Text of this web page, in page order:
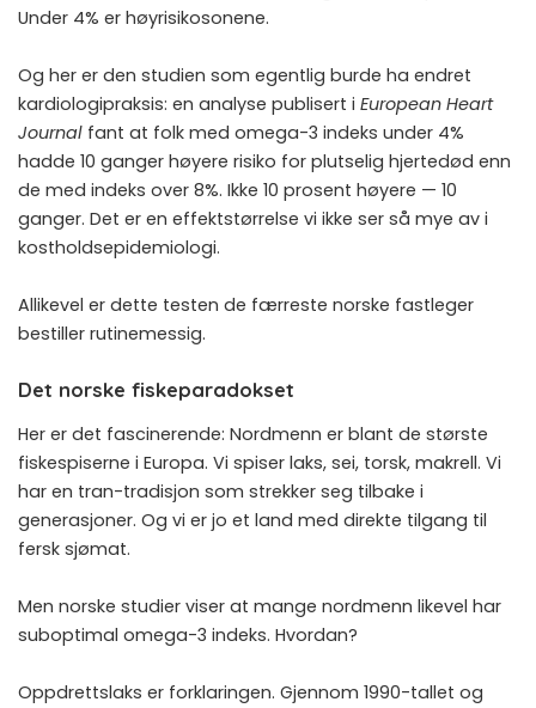
Under 4% er høyrisikosonene.
Og her er den studien som egentlig burde ha endret
kardiologipraksis: en analyse publisert i European Heart
Journal fant at folk med omega-3 indeks under 4%
hadde 10 ganger høyere risiko for plutselig hjertedød enn
de med indeks over 8%. Ikke 10 prosent høyere — 10
ganger. Det er en effektstørrelse vi ikke ser så mye av i
kostholdsepidemiologi.
Allikevel er dette testen de færreste norske fastleger
bestiller rutinemessig.
Det norske fiskeparadokset
Her er det fascinerende: Nordmenn er blant de største
fiskespiserne i Europa. Vi spiser laks, sei, torsk, makrell. Vi
har en tran-tradisjon som strekker seg tilbake i
generasjoner. Og vi er jo et land med direkte tilgang til
fersk sjømat.
Men norske studier viser at mange nordmenn likevel har
suboptimal omega-3 indeks. Hvordan?
Oppdrettslaks er forklaringen. Gjennom 1990-tallet og